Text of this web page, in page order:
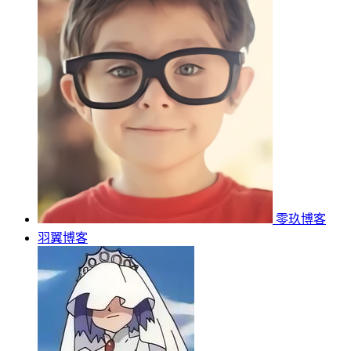
零玖博客
羽翼博客